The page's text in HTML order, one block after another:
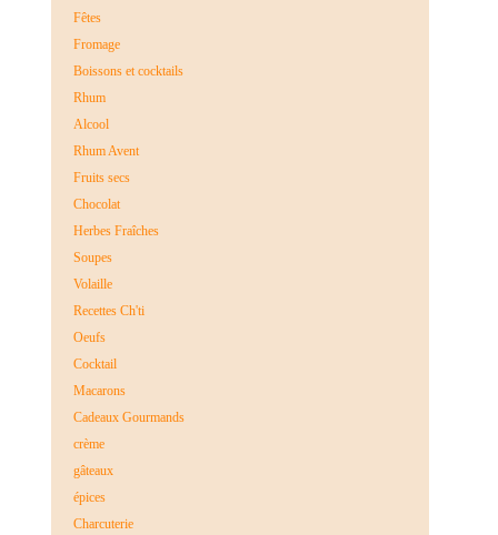
Fêtes
Fromage
Boissons et cocktails
Rhum
Alcool
Rhum Avent
Fruits secs
Chocolat
Herbes Fraîches
Soupes
Volaille
Recettes Ch'ti
Oeufs
Cocktail
Macarons
Cadeaux Gourmands
crème
gâteaux
épices
Charcuterie